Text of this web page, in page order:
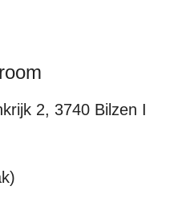
2, 3740 Bilzen I